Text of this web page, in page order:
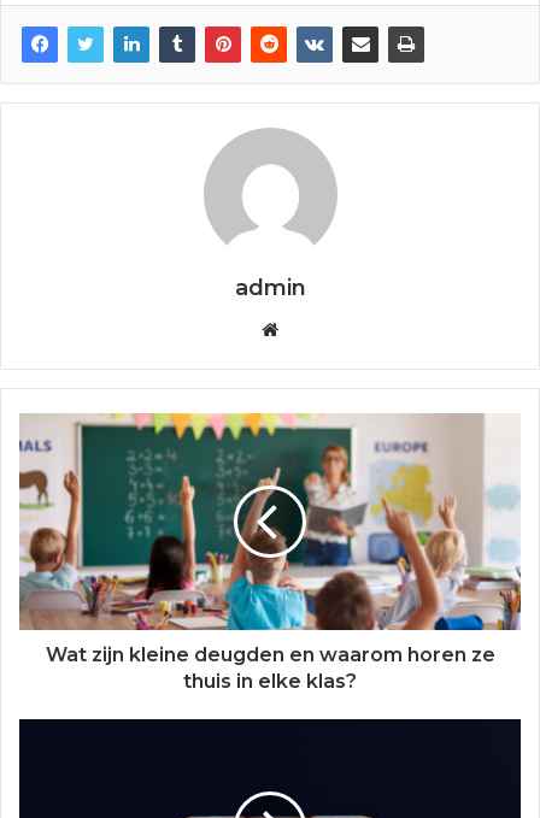
admin
b
s
t
e
Wat zijn kleine deugden en waarom horen ze
thuis in elke klas?